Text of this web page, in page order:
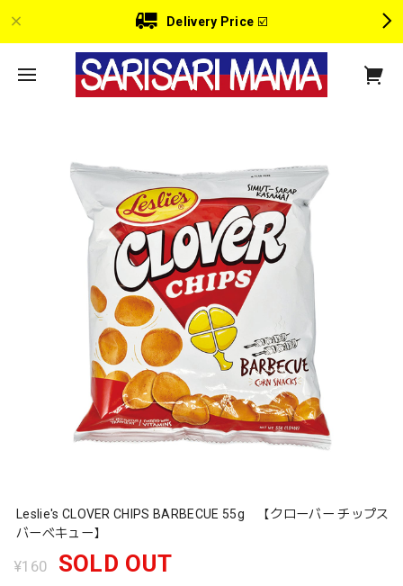
Delivery Price ☑️
Leslie's CLOVER CHIPS BARBECUE 55g 【クローバー チップス
バーベキュー】
¥160 SOLD OUT